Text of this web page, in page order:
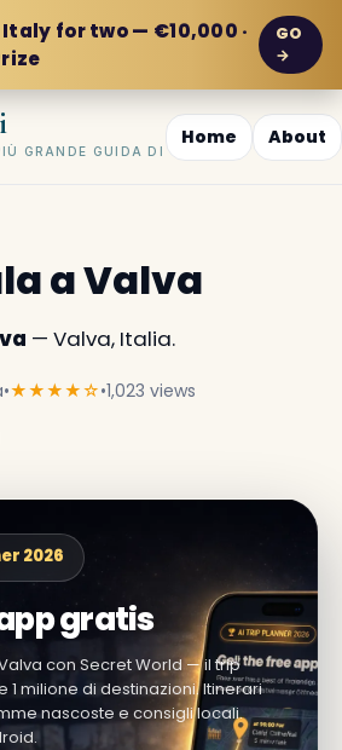
for two — €10,000 ·
GO
→
GRANDE GUIDA DI
Home About
a Valva
— Valva, Italia.
•★★★★☆•1,023 views
2026
gratis
con Secret World — il trip
1 milione di destinazioni. Itinerari
nascoste e consigli locali.